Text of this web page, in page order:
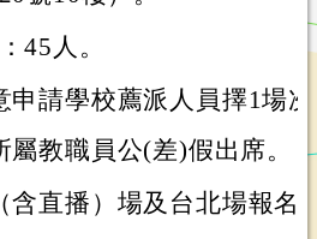
45人。
申請學校薦派人員擇1場
屬教職員公(差)假出席。
含直播）場及台北場報名